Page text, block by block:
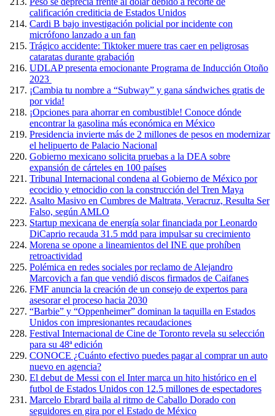
calificación crediticia de Estados Unidos
Cardi B bajo investigación policial por incidente con
micrófono lanzado a un fan
Trágico accidente: Tiktoker muere tras caer en peligrosas
cataratas durante grabación
UDLAP presenta emocionante Programa de Inducción Otoño
2023
¡Cambia tu nombre a “Subway” y gana sándwiches gratis de
por vida!
¡Opciones para ahorrar en combustible! Conoce dónde
encontrar la gasolina más económica en México
Presidencia invierte más de 2 millones de pesos en modernizar
el helipuerto de Palacio Nacional
Gobierno mexicano solicita pruebas a la DEA sobre
expansión de cárteles en 100 países
Tribunal Internacional condena al Gobierno de México por
ecocidio y etnocidio con la construcción del Tren Maya
Asalto Masivo en Cumbres de Maltrata, Veracruz, Resulta Ser
Falso, según AMLO
Startup mexicana de energía solar financiada por Leonardo
DiCaprio recauda 31.5 mdd para impulsar su crecimiento
Morena se opone a lineamientos del INE que prohíben
retroactividad
Polémica en redes sociales por reclamo de Alejandro
Marcovich a fan que vendió discos firmados de Caifanes
FMF anuncia la creación de un consejo de expertos para
asesorar el proceso hacia 2030
“Barbie” y “Oppenheimer” dominan la taquilla en Estados
Unidos con impresionantes recaudaciones
Festival Internacional de Cine de Toronto revela su selección
para su 48ª edición
CONOCE ¿Cuánto efectivo puedes pagar al comprar un auto
nuevo en agencia?
El debut de Messi con el Inter marca un hito histórico en el
futbol de Estados Unidos con 12.5 millones de espectadores
Marcelo Ebrard baila al ritmo de Caballo Dorado con
seguidores en gira por el Estado de México